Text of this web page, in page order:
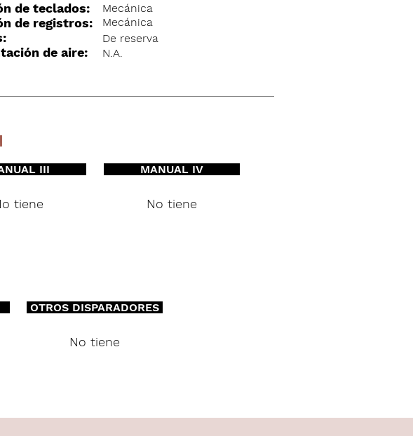
de teclados:
de registros:
de aire:
Mecánica
Mecánica
De reserva
N.A.
III
tiene
MANUAL IV
No tiene
OTROS DISPARADORES
No tiene